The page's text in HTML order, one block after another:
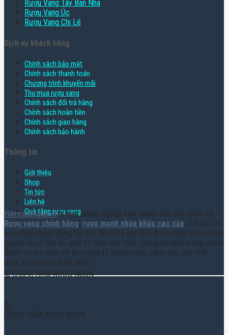
Rượu Vang Tây Ban Nha
Rượu Vang Úc
Rượu Vang Chi Lê
Dịch vụ khách hàng
Chính sách bảo mật
Chính sách thanh toán
Chương trình khuyến mãi
Thu mua rượu vang
Chính sách đổi trả hàng
Chính sách hoàn tiền
Chính sách giao hàng
Chính sách bảo hành
Thông tin
Giới thiệu
Shop
Tin tức
Liên hệ
Quà tặng rượu vang
Hamruoungon.vnlà một doanh nghiệp kinh doanh các sản phẩm về
Rượu vang chính hãng, rượu mạnh nhập khẩu cao cấp. Tất cả các
sản phẩm được đăng tải trên Website này đều được nhập khẩu chính
ngạch và có đầy đủ giấy tờ theo luật định. Chúng tôi luôn mong muốn
được sự lựa chọn và tin tưởng từ khách hàng, cũng như cam kết
phục vụ một cách tốt nhất!
© [2024] HẦM RƯỢU NGON
©
[2024] HẦM RƯỢU NGON